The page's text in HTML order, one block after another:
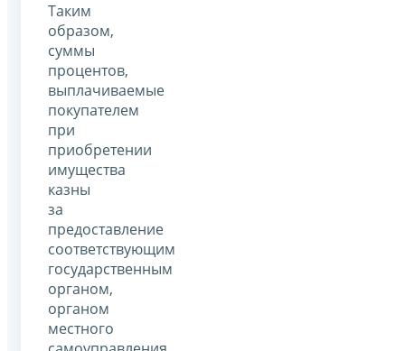
Таким
образом,
суммы
процентов,
выплачиваемые
покупателем
при
приобретении
имущества
казны
за
предоставление
соответствующим
государственным
органом,
органом
местного